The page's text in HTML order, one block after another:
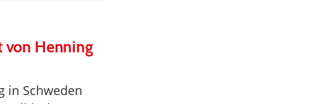
von Henning
in Schweden